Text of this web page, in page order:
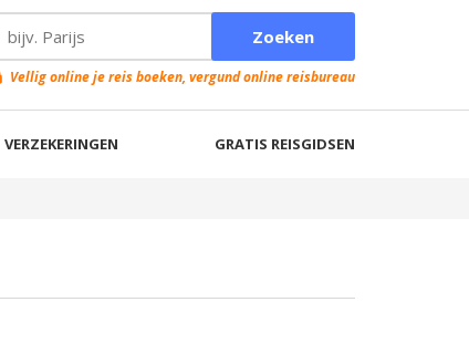
Vellig online je reis boeken, vergund online reisbureau
VERZEKERINGEN GRATIS REISGIDSEN